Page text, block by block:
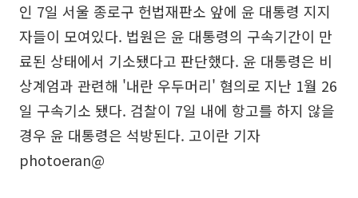
인 7일 서울 종로구 헌법재판소 앞에 윤 대통령 지지
자들이 모여있다. 법원은 윤 대통령의 구속기간이 만
료된 상태에서 기소됐다고 판단했다. 윤 대통령은 비
상계엄과 관련해 '내란 우두머리' 혐의로 지난 1월 26
일 구속기소 됐다. 검찰이 7일 내에 항고를 하지 않을
경우 윤 대통령은 석방된다. 고이란 기자
photoeran@